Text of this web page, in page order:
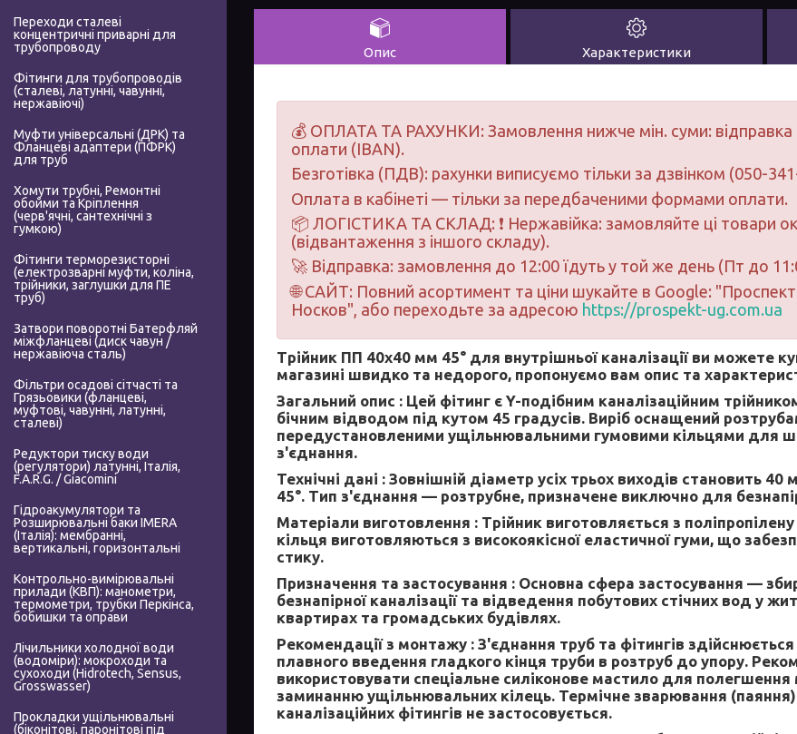
Опис Характеристики
💰 ОПЛАТА ТА РАХУНКИ: Замовлення нижче мін. суми: відправка
оплати (IBAN).
Безготівка (ПДВ): рахунки виписуємо тільки за дзвінком (050-
Оплата в кабінеті — тільки за передбаченими формами оплати.
📦 ЛОГІСТИКА ТА СКЛАД: ❗ Нержавійка: замовляйте ці товари
(відвантаження з іншого складу).
🚀 Відправка: замовлення до 12:00 їдуть у той же день (Пт до
🌐 САЙТ: Повний асортимент та ціни шукайте в Google:
Носков", або переходьте за адресою https://prospekt-ug.com.ua
Трійник ПП 40х40 мм 45° для внутрішньої каналізаціїви можете
магазині швидко та недорого, пропонуємо вам опис та
Загальний опис : Цей фітинг є Y-подібним каналізаційним
бічним відводом під кутом 45 градусів. Виріб оснащений
передустановленими ущільнювальними гумовими кільцями для
з'єднання.
Технічні дані : Зовнішній діаметр усіх трьох виходів становить
45°. Тип з'єднання — розтрубне, призначене виключно для
Матеріали виготовлення : Трійник виготовляється з
кільця виготовляються з високоякісної еластичної гуми, що
стику.
Призначення та застосування : Основна сфера застосування —
безнапірної каналізації та відведення побутових стічних вод у
квартирах та громадських будівлях.
Рекомендації з монтажу : З'єднання труб та фітингів
плавного введення гладкого кінця труби в розтруб до упору.
використовувати спеціальне силіконове мастило для полегшення
заминанню ущільнювальних кілець. Термічне зварювання
каналізаційних фітингів не застосовується.
Переходи сталеві
концентричні приварні для
трубопроводу
Фітинги для трубопроводів
(сталеві, латунні, чавунні,
нержавіючі)
Муфти універсальні (ДРК) та
Фланцеві адаптери (ПФРК)
для труб
Хомути трубні, Ремонтні
обойми та Кріплення
(черв'ячні, сантехнічні з
гумкою)
Фітинги терморезисторні
(електрозварні муфти, коліна,
трійники, заглушки для ПЕ
труб)
Затвори поворотні Батерфляй
міжфланцеві (диск чавун /
нержавіюча сталь)
Фільтри осадові сітчасті та
Грязьовики (фланцеві,
муфтові, чавунні, латунні,
сталеві)
Редуктори тиску води
(регулятори) латунні, Італія,
F.A.R.G. / Giacomini
Гідроакумулятори та
Розширювальні баки IMERA
(Італія): мембранні,
вертикальні, горизонтальні
Контрольно-вимірювальні
прилади (КВП): манометри,
термометри, трубки Перкінса,
бобишки та оправи
Лічильники холодної води
(водоміри): мокроходи та
сухоходи (Hidrotech, Sensus,
Grosswasser)
Прокладки ущільнювальні
(біконітові, паронітові під